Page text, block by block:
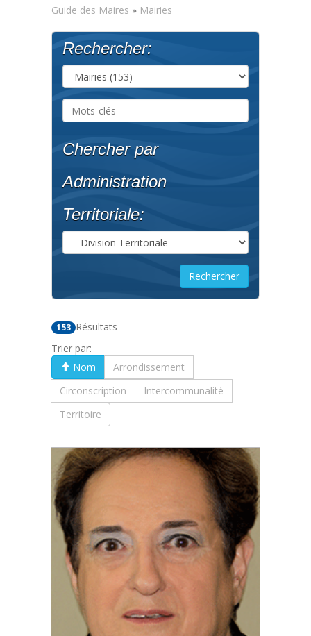
Guide des Maires » Mairies
Rechercher:
Chercher par
Administration
Territoriale:
153 Résultats
Trier par:
Nom
Arrondissement
Circonscription
Intercommunalité
Territoire